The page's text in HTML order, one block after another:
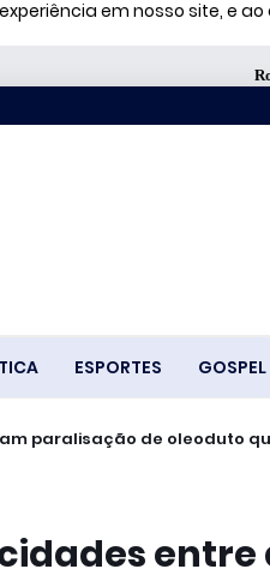
em nosso site, e
ESPORTES GOSPEL
forçam paralisação de
três funcionários em fábrica